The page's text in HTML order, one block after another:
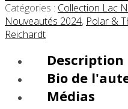
Catégories : Collection Lac
Nouveautés 2024, Polar &
Reichardt
Description
Bio de
Médias